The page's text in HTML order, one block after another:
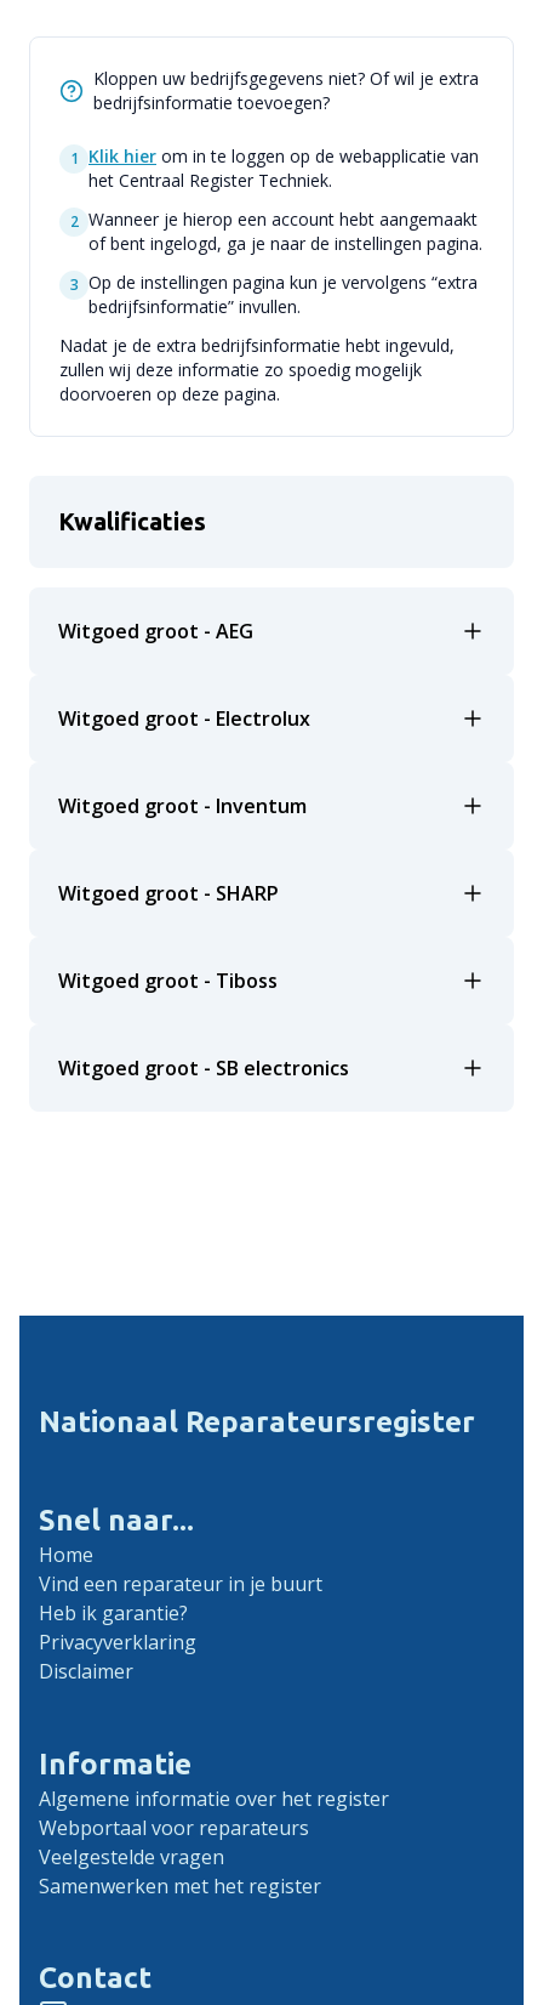
Kloppen uw bedrijfsgegevens niet? Of wil je extra
bedrijfsinformatie toevoegen?
1 Klik hier om in te loggen op de webapplicatie van
het Centraal Register Techniek.
2 Wanneer je hierop een account hebt aangemaakt
of bent ingelogd, ga je naar de instellingen pagina.
3 Op de instellingen pagina kun je vervolgens “extra
bedrijfsinformatie” invullen.
Nadat je de extra bedrijfsinformatie hebt ingevuld,
zullen wij deze informatie zo spoedig mogelijk
doorvoeren op deze pagina.
Kwalificaties
Witgoed groot - AEG
Witgoed groot - Electrolux
Witgoed groot - Inventum
Witgoed groot - SHARP
Witgoed groot - Tiboss
Witgoed groot - SB electronics
Nationaal Reparateursregister
Snel naar...
Home
Vind een reparateur in je buurt
Heb ik garantie?
Privacyverklaring
Disclaimer
Informatie
Algemene informatie over het register
Webportaal voor reparateurs
Veelgestelde vragen
Samenwerken met het register
Contact